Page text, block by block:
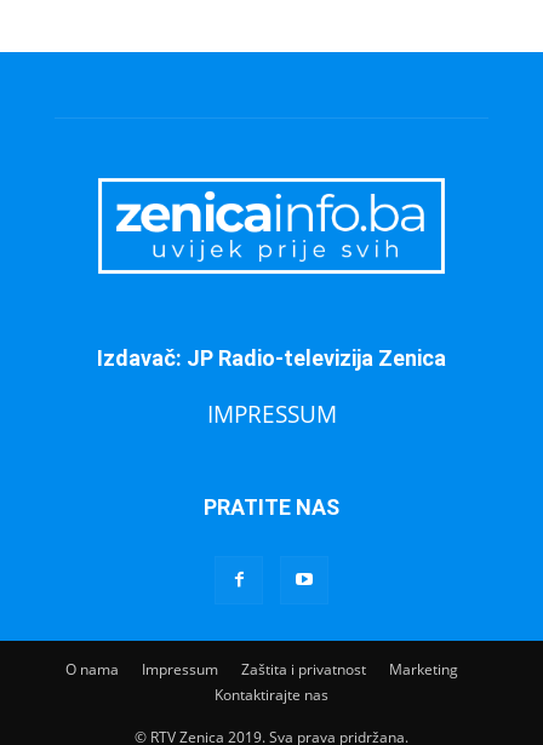
Izdavač: JP Radio-televizija Zenica
IMPRESSUM
PRATITE NAS
O nama Impressum Zaštita i privatnost
Marketing
Kontaktirajte nas
© RTV Zenica 2019. Sva prava pridržana.